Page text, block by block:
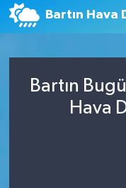
Bartın Hava
Bartın
Hava
İSTANBUL
SPOR
Trafik Durumu
Tüm Manşetler